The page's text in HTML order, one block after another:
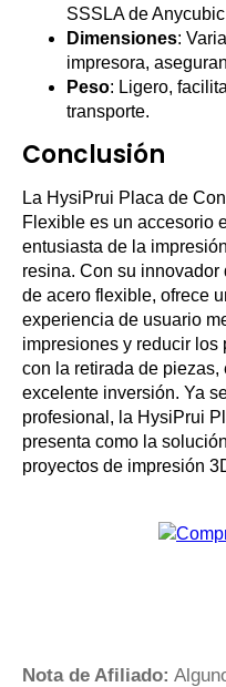
SSSLA de
Dimensiones:
impresora,
Peso: Ligero,
transporte.
Conclusión
La HysiPrui Placa de
Flexible es un accesorio
entusiasta de la
resina. Con su innovador
de acero flexible, ofrece
experiencia de usuario
impresiones y reducir
con la retirada de
excelente inversión. Ya
profesional, la HysiPrui
presenta como la
proyectos de impresión
Nota de Afiliado: